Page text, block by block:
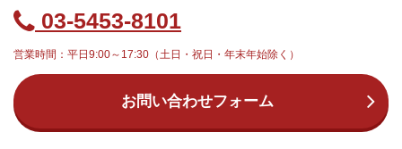
03-5453-8101
営業時間：平日9:00～17:30（土日・祝日・年末年始除く）
お問い合わせフォーム